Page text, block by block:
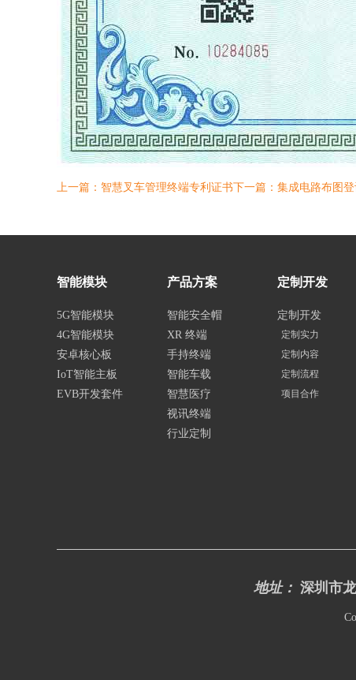
上一篇：智慧叉车管理终端专利证书下一篇：集成电路布图
智能模块
5G智能模块
4G智能模块
安卓核心板
IoT智能主板
EVB开发套件
产品方案
智能安全帽
XR 终端
手持终端
智能车载
智慧医疗
视讯终端
行业定制
定制开发
定制开发
定制实力
定制内容
定制流程
项目合作
地址： 深圳市